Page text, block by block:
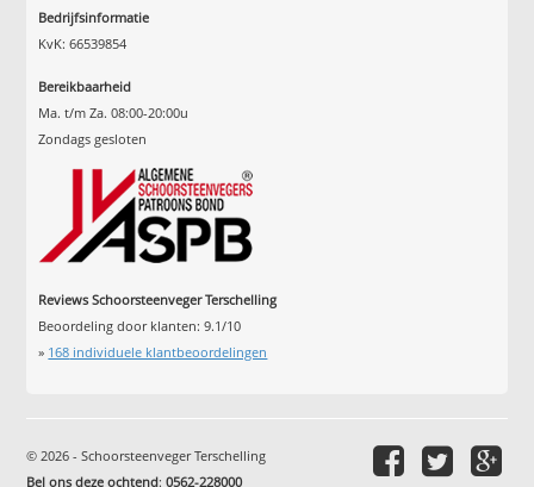
Bedrijfsinformatie
KvK: 66539854
Bereikbaarheid
Ma. t/m Za. 08:00-20:00u
Zondags gesloten
Reviews Schoorsteenveger Terschelling
Beoordeling door klanten:9.1/10
» 168 individuele klantbeoordelingen
© 2026 - Schoorsteenveger Terschelling
Bel ons deze ochtend:0562-228000